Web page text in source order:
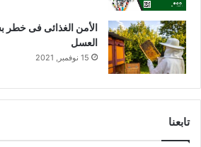
الأمن الغذائى فى خطر
العسل
15 نوفمبر, 2021
تابعنا